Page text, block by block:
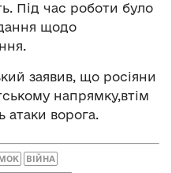
Під час роботи було
щодо
заявив, що росіяни
напрямку,втім
атаки ворога.
ВІЙНА